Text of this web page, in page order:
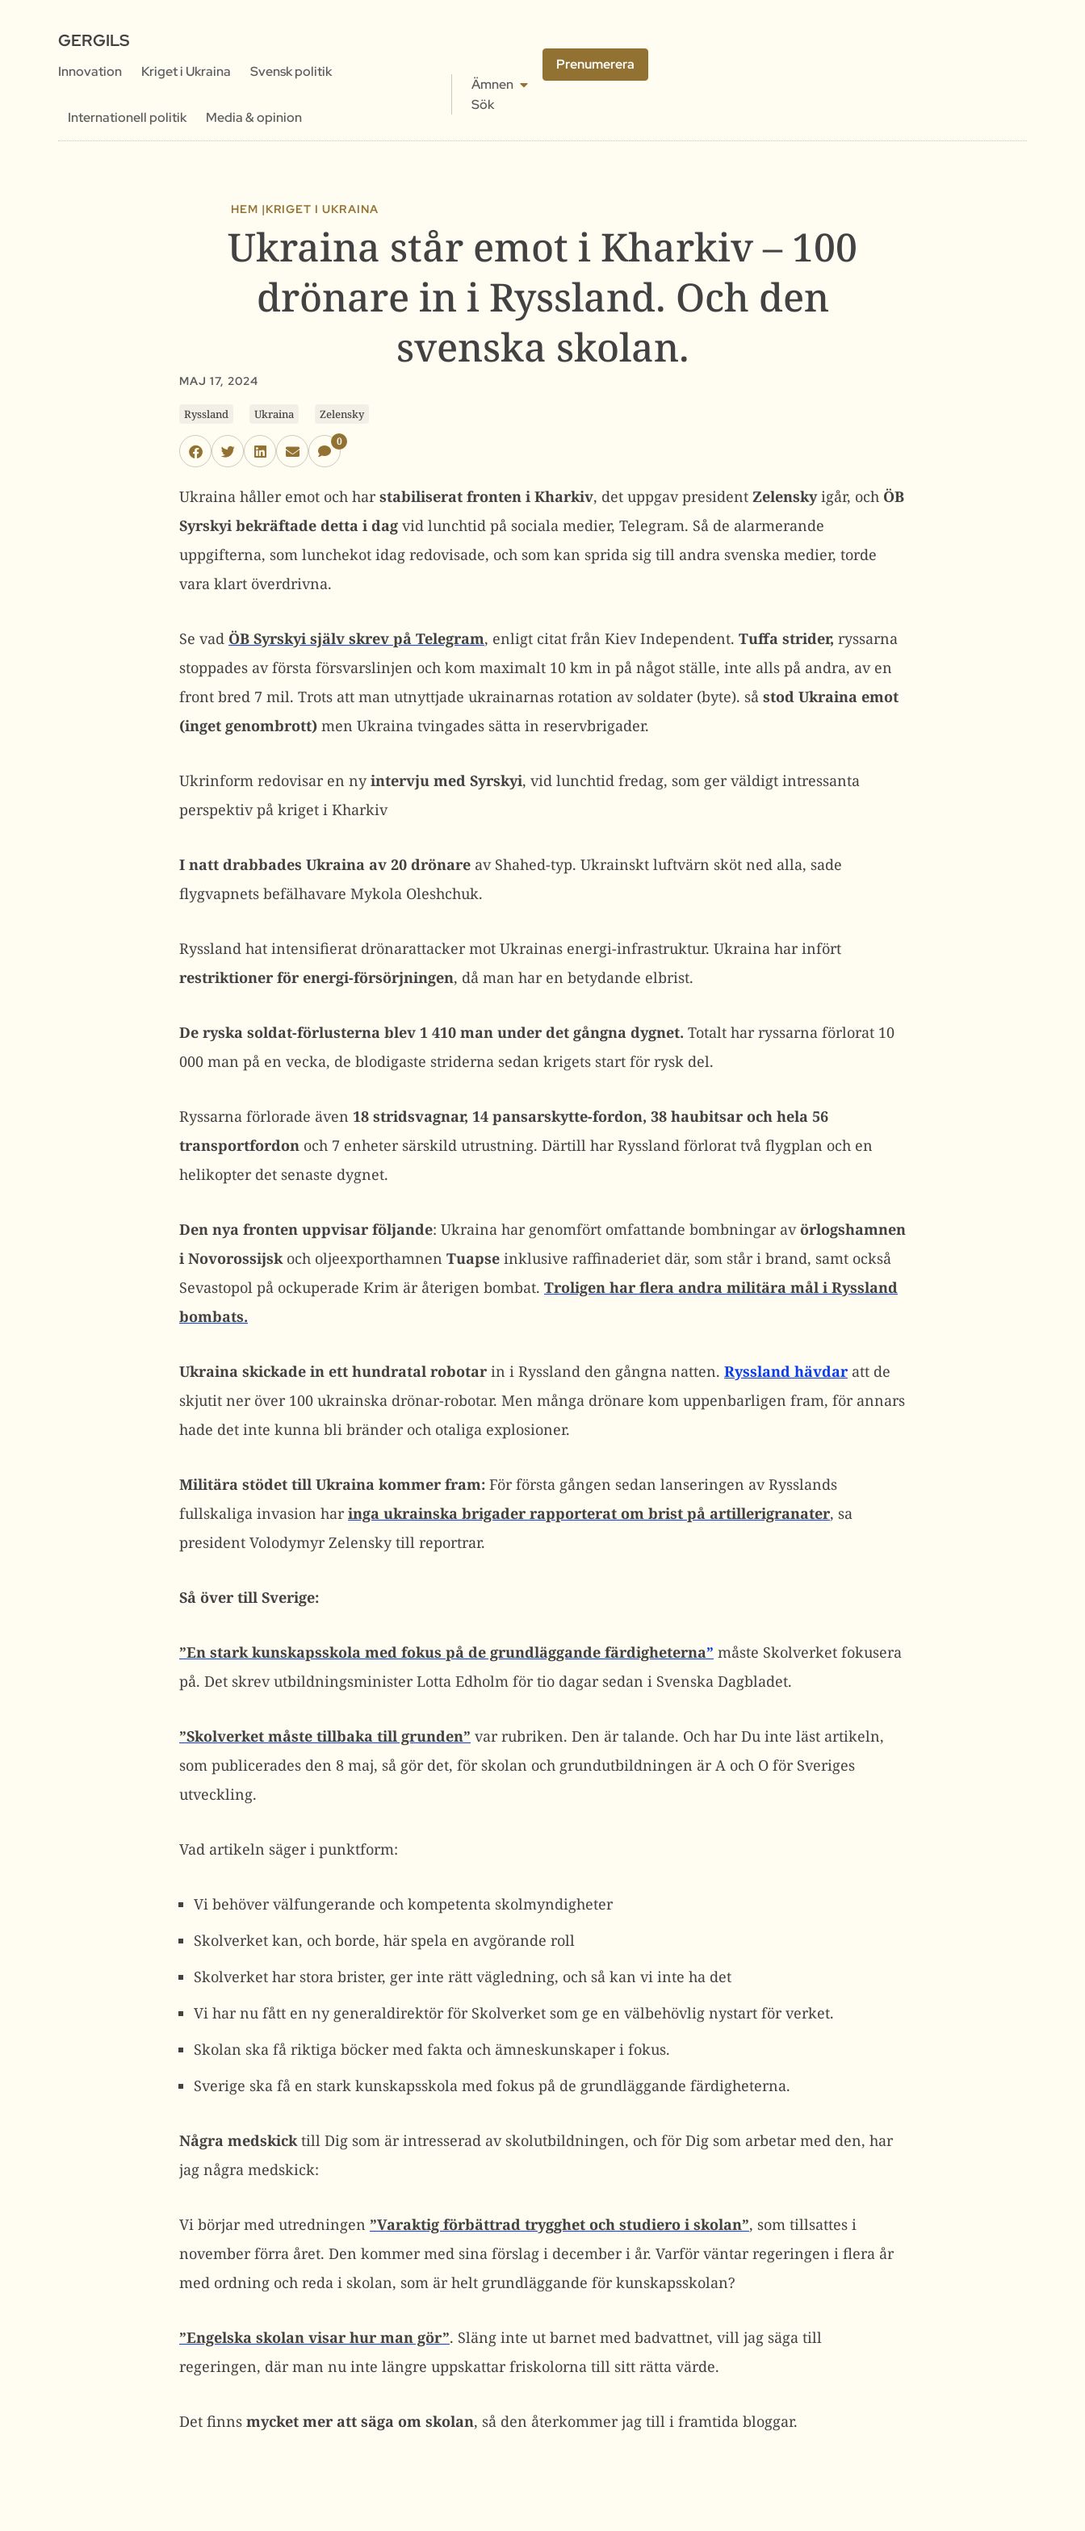
GERGILS
Innovation Kriget i Ukraina Svensk politik
Internationell politik Media & opinion
Ämnen
Sök
Prenumerera
HEM |KRIGET I UKRAINA
Ukraina står emot i Kharkiv – 100
drönare in i Ryssland. Och den
svenska skolan.
MAJ 17, 2024
Ryssland Ukraina Zelensky
0
Ukraina håller emot och harstabiliserat fronten i Kharkiv, det uppgav president Zelenskyigår, och ÖB
Syrskyi bekräftade detta i dag vid lunchtid på sociala medier, Telegram. Så de alarmerande
uppgifterna, som lunchekot idag redovisade, och som kan sprida sig till andra svenska medier, torde
vara klart överdrivna.
Se vad ÖB Syrskyi själv skrev på Telegram, enligt citat från Kiev Independent. Tuffa strider, ryssarna
stoppades av första försvarslinjen och kom maximalt 10 km in på något ställe, inte alls på andra, av en
front bred 7 mil. Trots att man utnyttjade ukrainarnas rotation av soldater (byte). så stod Ukraina emot
(inget genombrott) men Ukraina tvingades sätta in reservbrigader.
Ukrinform redovisar en ny intervju med Syrskyi, vid lunchtid fredag, som ger väldigt intressanta
perspektiv på kriget i Kharkiv
I natt drabbades Ukraina av 20 drönare av Shahed-typ. Ukrainskt luftvärn sköt ned alla, sade
flygvapnets befälhavare Mykola Oleshchuk.
Ryssland hat intensifierat drönarattacker mot Ukrainas energi-infrastruktur. Ukraina har infört
restriktioner för energi-försörjningen, då man har en betydande elbrist.
De ryska soldat-förlusterna blev 1 410 man under det gångna dygnet. Totalt har ryssarna förlorat 10
000 man på en vecka, de blodigaste striderna sedan krigets start för rysk del.
Ryssarna förlorade även 18 stridsvagnar, 14 pansarskytte-fordon, 38 haubitsar och hela 56
transportfordon och 7 enheter särskild utrustning. Därtill har Ryssland förlorat två flygplan och en
helikopter det senaste dygnet.
Den nya fronten uppvisar följande: Ukraina har genomfört omfattande bombningar avörlogshamnen
i Novorossijskoch oljeexporthamnen Tuapse inklusive raffinaderiet där, som står i brand, samt också
Sevastopol på ockuperade Krim är återigen bombat. Troligen har flera andra militära mål i Ryssland
bombats.
Ukraina skickade in ett hundratal robotar in i Ryssland den gångna natten. Ryssland hävdar att de
skjutit ner över 100 ukrainska drönar-robotar. Men många drönare kom uppenbarligen fram, för annars
hade det inte kunna bli bränder och otaliga explosioner.
Militära stödet till Ukraina kommer fram: För första gången sedan lanseringen av Rysslands
fullskaliga invasion haringa ukrainska brigader rapporterat om brist på artillerigranater, sa
president Volodymyr Zelensky till reportrar.
Så över till Sverige:
”En stark kunskapsskola med fokus på de grundläggande färdigheterna” måste Skolverket fokusera
på. Det skrev utbildningsminister Lotta Edholm för tio dagar sedan i Svenska Dagbladet.
”Skolverket måste tillbaka till grunden” var rubriken. Den är talande. Och har Du inte läst artikeln,
som publicerades den 8 maj, så gör det, för skolan och grundutbildningen är A och O för Sveriges
utveckling.
Vad artikeln säger i punktform:
Vi behöver välfungerande och kompetenta skolmyndigheter
Skolverket kan, och borde, här spela en avgörande roll
Skolverket har stora brister, ger inte rätt vägledning, och så kan vi inte ha det
Vi har nu fått en ny generaldirektör för Skolverket som ge en välbehövlig nystart för verket.
Skolan ska få riktiga böcker med fakta och ämneskunskaper i fokus.
Sverige ska få en stark kunskapsskola med fokus på de grundläggande färdigheterna.
Några medskicktill Dig som är intresserad av skolutbildningen, och för Dig som arbetar med den, har
jag några medskick:
Vi börjar med utredningen ”Varaktig förbättrad trygghet och studiero i skolan”, som tillsattes i
november förra året. Den kommer med sina förslag i december i år. Varför väntar regeringen i flera år
med ordning och reda i skolan, som är helt grundläggande för kunskapsskolan?
”Engelska skolan visar hur man gör”. Släng inte ut barnet med badvattnet, vill jag säga till
regeringen, där man nu inte längre uppskattar friskolorna till sitt rätta värde.
Det finns mycket mer att säga om skolan, så den återkommer jag till i framtida bloggar.